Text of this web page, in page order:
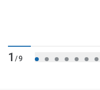
1/9